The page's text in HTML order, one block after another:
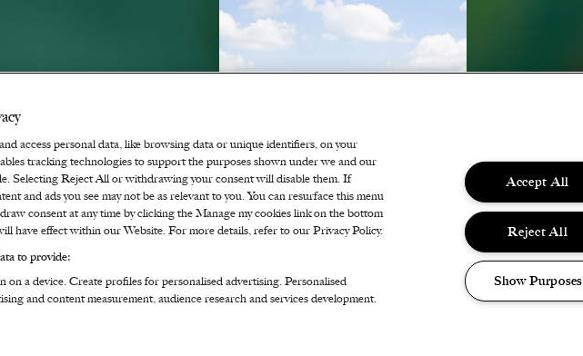
FESTIVAL
CAMPING
maximale kampeervibe
access personal data, like browsing data or unique identifiers, on your
tracking technologies to support the purposes shown under we and our
Selecting Reject All or withdrawing your consent will disable them. If
and ads you see may not be as relevant to you. You can resurface this menu
consent at any time by clicking the Manage my cookies link on the bottom
have effect within our Website. For more details, refer to our Privacy Policy.
to provide:
on a device. Create profiles for personalised advertising. Personalised
and content measurement, audience research and services development.
Accept All
Reject All
Show Purposes